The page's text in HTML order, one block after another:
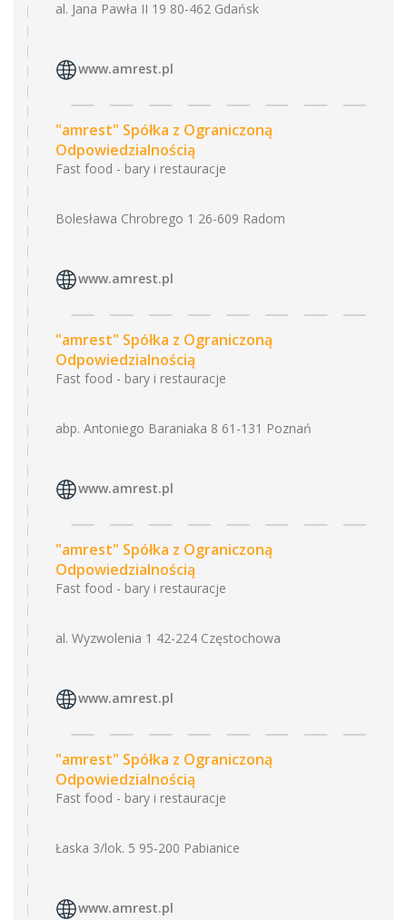
al. Jana Pawła II 19 80-462 Gdańsk
www.amrest.pl
"amrest" Spółka z Ograniczoną
Odpowiedzialnością
Fast food - bary i restauracje
Bolesława Chrobrego 1 26-609 Radom
www.amrest.pl
"amrest" Spółka z Ograniczoną
Odpowiedzialnością
Fast food - bary i restauracje
abp. Antoniego Baraniaka 8 61-131 Poznań
www.amrest.pl
"amrest" Spółka z Ograniczoną
Odpowiedzialnością
Fast food - bary i restauracje
al. Wyzwolenia 1 42-224 Częstochowa
www.amrest.pl
"amrest" Spółka z Ograniczoną
Odpowiedzialnością
Fast food - bary i restauracje
Łaska 3/lok. 5 95-200 Pabianice
www.amrest.pl